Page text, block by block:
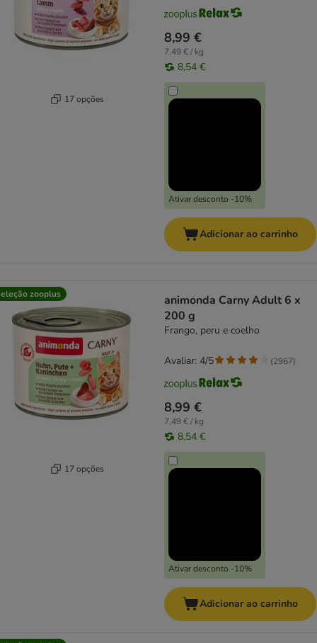
17 opções
8,99 €
7,49 € / kg
8,54 €
Ativar desconto -10%
Adicionar ao carrinho
zooplus
17 opções
animonda Carny Adult 6 x
200 g
Frango, peru e coelho
8,99 €
7,49 € / kg
8,54 €
Ativar desconto -10%
Avaliar: 4/5 (2967)
Adicionar ao carrinho